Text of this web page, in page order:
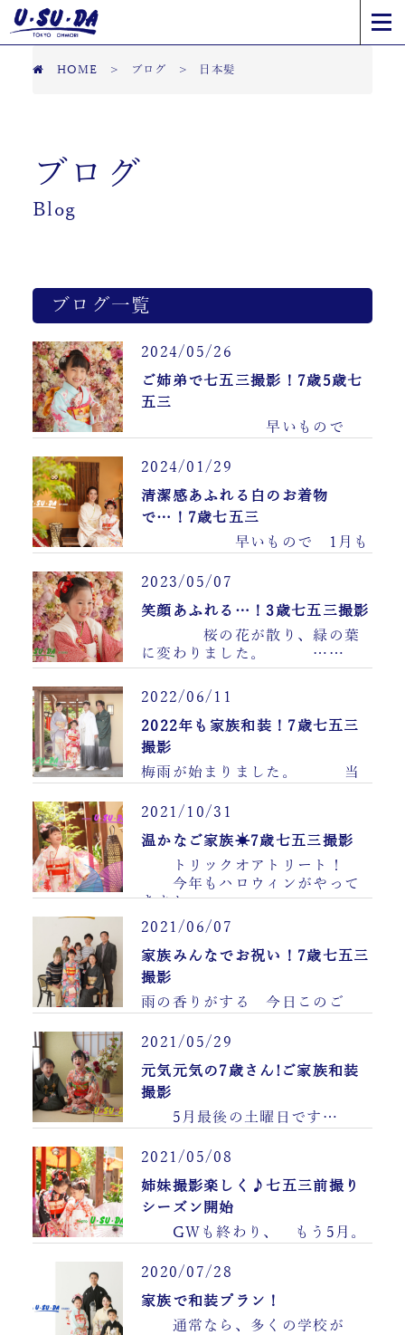
HOME > ブログ > 日本髪
ブログ
Blog
ブログ一覧
2024/05/26
ご姉弟で七五三撮影！7歳5歳七
五三
早いもので
2024/01/29
清潔感あふれる白のお着物
で…！7歳七五三
早いもので 1月も
2023/05/07
笑顔あふれる…！3歳七五三撮影
桜の花が散り、緑の葉
に変わりました。 ……
2022/06/11
2022年も家族和装！7歳七五三
撮影
梅雨が始まりました。 当
ー、 紫陽花咲いて……
2021/10/31
温かなご家族☀7歳七五三撮影
トリックオアトリート！
今年もハロウィンがやって
きまし……
2021/06/07
家族みんなでお祝い！7歳七五三
撮影
雨の香りがする 今日このご
咲いています……2021/05/29
元気元気の7歳さん!ご家族和装
撮影
5月最後の土曜日です…
2021/05/08
姉妹撮影楽しく♪七五三前撮り
シーズン開始
GWも終わり、 もう5月。
2020/07/28
家族で和装プラン！
通常なら、多くの学校が